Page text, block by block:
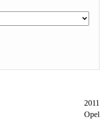
2011
Opel